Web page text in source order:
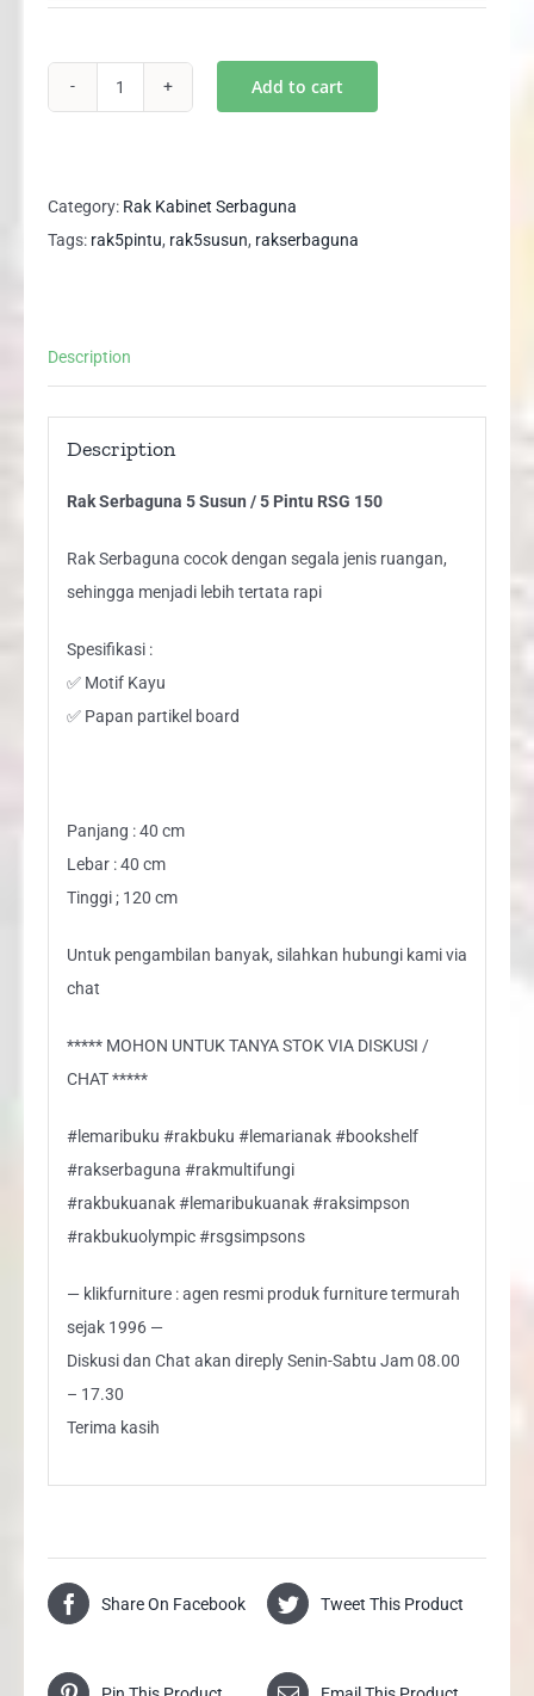
Susun
/
150
Add to cart
Category: Rak Kabinet Serbaguna
Tags: rak5pintu, rak5susun, rakserbaguna
Description
Description
Rak Serbaguna 5 Susun / 5 Pintu RSG 150
Rak Serbaguna cocok dengan segala jenis ruangan,
sehingga menjadi lebih tertata rapi
Spesifikasi :
✅ Motif Kayu
✅ Papan partikel board
Panjang : 40 cm
Lebar : 40 cm
Tinggi ; 120 cm
Untuk pengambilan banyak, silahkan hubungi kami via
chat
***** MOHON UNTUK TANYA STOK VIA DISKUSI /
CHAT *****
#lemaribuku #rakbuku #lemarianak #bookshelf
#rakserbaguna #rakmultifungi
#rakbukuanak #lemaribukuanak #raksimpson
#rakbukuolympic #rsgsimpsons
— klikfurniture : agen resmi produk furniture termurah
sejak 1996 —
Diskusi dan Chat akan direply Senin-Sabtu Jam 08.00
– 17.30
Terima kasih
Share On Facebook Tweet This Product